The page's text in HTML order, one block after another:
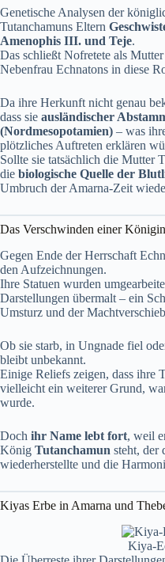
Genetische Analysen der
Tutanchamuns Eltern
Amenophis III. und Teje.
Das schließt Nofretete als
Nebenfrau Echnatons in diese
Da ihre Herkunft nicht genau
dass sie ausländischer
(Nordmesopotamien) – was
plötzliches Auftreten erklären
Sollte sie tatsächlich die Mutter
die biologische Quelle der
Umbruch der Amarna-Zeit
Das Verschwinden einer Königin
Gegen Ende der Herrschaft
den Aufzeichnungen.
Ihre Statuen wurden
Darstellungen übermalt – ein
Umsturz und der
Ob sie starb, in Ungnade fiel
bleibt unbekannt.
Einige Reliefs zeigen, dass ihre
vielleicht ein weiterer Grund,
wurde.
Doch ihr Name lebt fort, weil
König Tutanchamun steht, der
wiederherstellte und die
Kiyas Erbe in Amarna und
Kiya-